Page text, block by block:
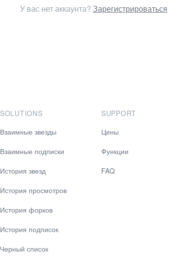
У вас нет аккаунта? Зарегистрироваться
SOLUTIONS
Взаимные звезды
Взаимные подписки
История звезд
История просмотров
История форков
История подписок
Черный список
SUPPORT
Цены
Функции
FAQ